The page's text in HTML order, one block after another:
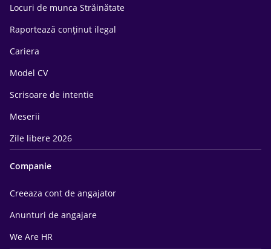
Locuri de munca Străinătate
Raportează conținut ilegal
Cariera
Model CV
Scrisoare de intentie
Meserii
Zile libere 2026
Companie
Creeaza cont de angajator
Anunturi de angajare
We Are HR